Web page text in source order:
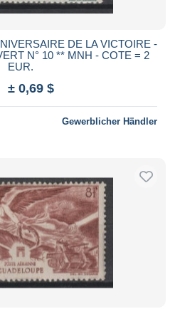
DE LA VICTOIRE -
N° 10 ** MNH - COTE = 2
EUR.
± 0,69 $
Gewerblicher Händler